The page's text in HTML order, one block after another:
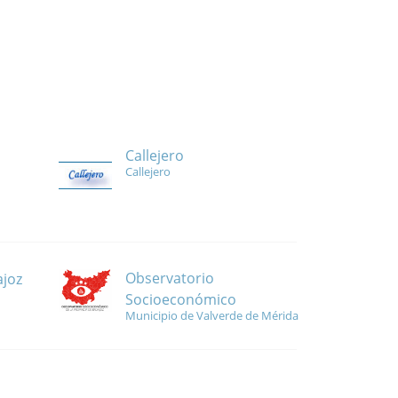
Callejero
Callejero
Observatorio
Socioeconómico
Municipio de Valverde de Mérida